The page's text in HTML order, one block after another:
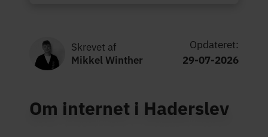
Skrevet af
Mikkel Winther
Opdateret:
29-07-2026
Om internet i Haderslev